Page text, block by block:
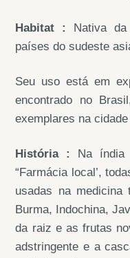
Habitat : Nativa
países do sudeste
Seu uso está em
encontrado no
exemplares na
História : Na
“Farmácia local’,
usadas na medicina
Burma, Indochina,
da raiz e as frutas
adstringente e a